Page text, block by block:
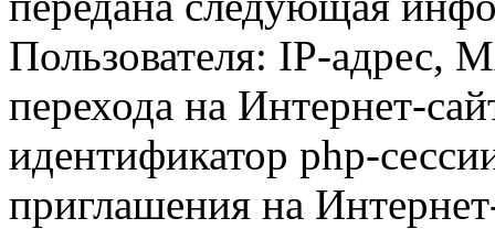
Пользователя: IP-адрес,
перехода на Интернет-
идентификатор php-
приглашения на